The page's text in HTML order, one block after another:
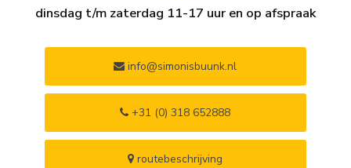
dinsdag t/m zaterdag 11-17 uur en op afspraak
info@simonisbuunk.nl
+31 (0) 318 652888
routebeschrijving